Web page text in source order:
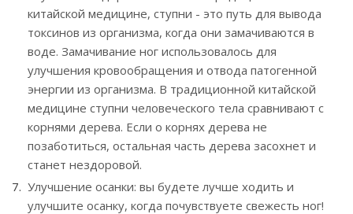
китайской медицине, ступни - это путь для вывода
токсинов из организма, когда они замачиваются в
воде. Замачивание ног использовалось для
улучшения кровообращения и отвода патогенной
энергии из организма. В традиционной китайской
медицине ступни человеческого тела сравнивают с
корнями дерева. Если о корнях дерева не
позаботиться, остальная часть дерева засохнет и
станет нездоровой.
Улучшение осанки: вы будете лучше ходить и
улучшите осанку, когда почувствуете свежесть ног!